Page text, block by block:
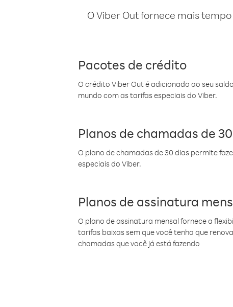
O Viber Out fornece mais
Pacotes de crédito
O crédito Viber Out é adicionado ao seu
mundo com as tarifas especiais do Viber.
Planos de chamadas de
O plano de chamadas de 30 dias permite
especiais do Viber.
Planos de assinatura
O plano de assinatura mensal fornece a
tarifas baixas sem que você tenha que
chamadas que você já está fazendo